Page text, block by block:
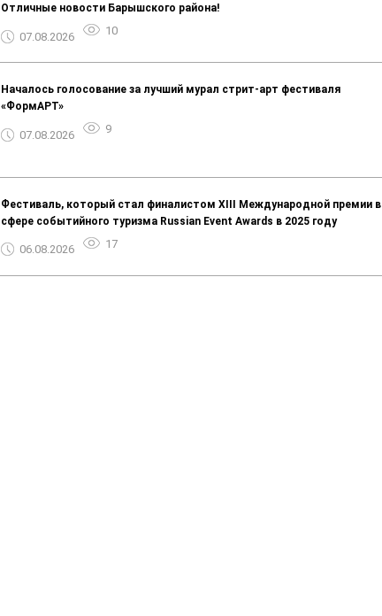
Отличные новости Барышского района!
07.08.2026 10
Началось голосование за лучший мурал стрит-арт фестиваля
«ФормАРТ»
07.08.2026 9
Фестиваль, который стал финалистом ХIII Международной премии в
сфере событийного туризма Russian Event Awards в 2025 году
06.08.2026 17